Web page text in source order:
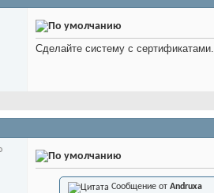
Сделайте систему с сертификатами.
Сообщение от Andruxa